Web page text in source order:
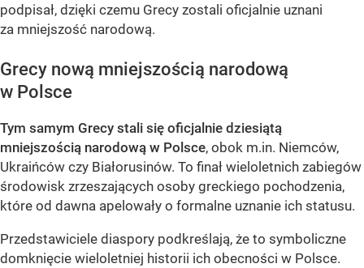
podpisał, dzięki czemu Grecy zostali oficjalnie uznani
za mniejszość narodową.
Grecy nową mniejszością narodową
w Polsce
Tym samym Grecy stali się oficjalnie dziesiątą
mniejszością narodową w Polsce, obok m.in. Niemców,
Ukraińców czy Białorusinów. To finał wieloletnich zabiegów
środowisk zrzeszających osoby greckiego pochodzenia,
które od dawna apelowały o formalne uznanie ich statusu.
Przedstawiciele diaspory podkreślają, że to symboliczne
domknięcie wieloletniej historii ich obecności w Polsce.